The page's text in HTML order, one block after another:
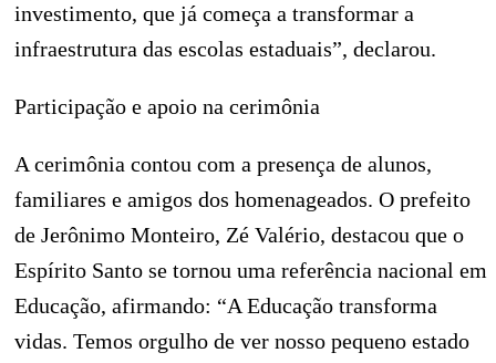
investimento, que já começa a transformar a
infraestrutura das escolas estaduais”, declarou.
Participação e apoio na cerimônia
A cerimônia contou com a presença de alunos,
familiares e amigos dos homenageados. O prefeito
de Jerônimo Monteiro, Zé Valério, destacou que o
Espírito Santo se tornou uma referência nacional em
Educação, afirmando: “A Educação transforma
vidas. Temos orgulho de ver nosso pequeno estado